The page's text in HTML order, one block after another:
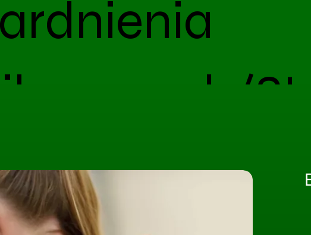
b/
Opłacenie usługi nie gwarantuje dostępności terminu.
Wizytę